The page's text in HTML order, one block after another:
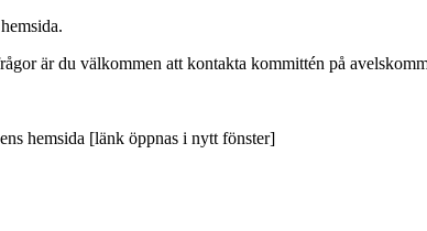
är du välkommen att kontakta kommittén på
hemsida [länk öppnas i nytt fönster]